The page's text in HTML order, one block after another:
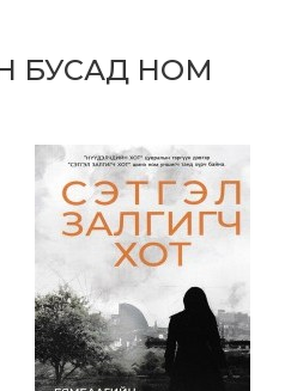
БУСАД НОМ